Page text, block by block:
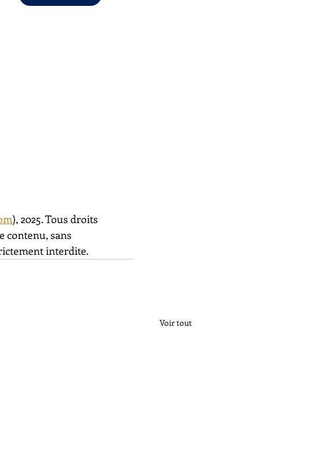
), 2025. Tous droits
contenu, sans
interdite.
Voir tout